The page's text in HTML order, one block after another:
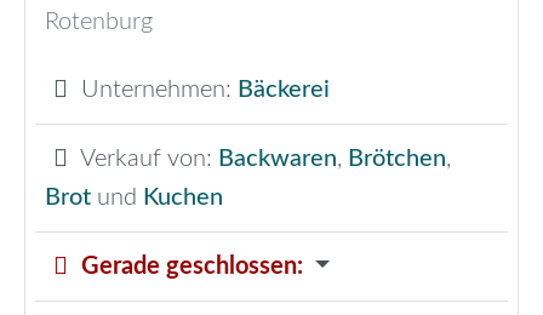
Rotenburg
Unternehmen: Bäckerei
Verkauf von: Backwaren, Brötchen,
Brot und Kuchen
Gerade geschlossen: